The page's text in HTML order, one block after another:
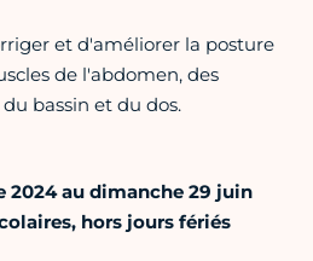
et d'améliorer la posture
de l'abdomen, des
bassin et du dos.
2024 au dimanche 29 juin
hors jours fériés